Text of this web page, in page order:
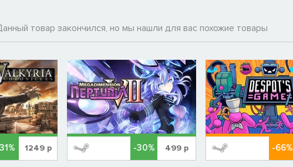
товар закончился, но мы нашли для вас похожие товары
1249р -30% 499р -66%